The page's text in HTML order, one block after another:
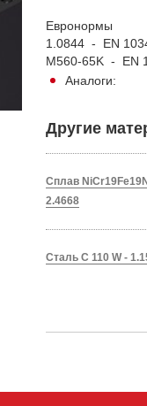
Евронормы
1.0844 - EN
M560-65K -
Аналоги:
Другие
Сплав
2.4668
Сталь C 110 W -